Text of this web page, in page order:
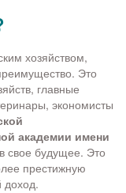
хозяйством,
Это
главные
экономисты
академии имени
свое будущее. Это
престижную
доход.